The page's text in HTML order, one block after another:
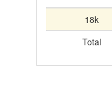
18k
Total